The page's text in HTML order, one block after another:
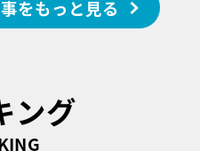
をもっと見る
ング